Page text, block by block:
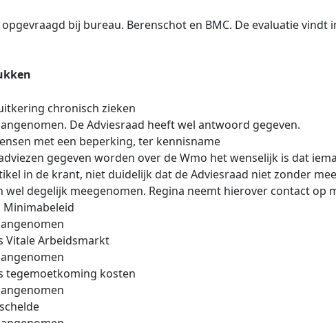
bij bureau. Berenschot en BMC. De evaluatie
chronisch zieken
De Adviesraad heeft wel antwoord gegeven.
met een beperking, ter kennisname
gegeven worden over de Wmo het wenselijk is dat
in de krant, niet duidelijk dat de Adviesraad niet zonder
degelijk meegenomen. Regina neemt hierover contact op
Minimabeleid
Vitale Arbeidsmarkt
tegemoetkoming kosten